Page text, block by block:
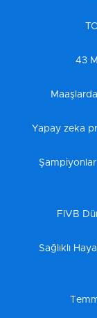
43
Yapay zeka
Şampiyonlar
FIVB
Sağlıklı